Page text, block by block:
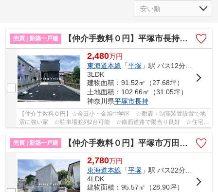
売買 | 新築一戸建 【仲介手数料０円】平塚市長持第15 新築一戸建て
2,480万円
東海道本線 「平塚」駅 バス12分 「長瀬（神奈川県）」 停歩2分
3LDK
建物面積：91.52㎡（27.68坪）
土地面積：102.66㎡（31.05坪）
神奈川県平塚市長持
【仲介手数料０円】☆金田小・金旭中学区 ☆耐震＋制震装置設置で地
震に強い家 ☆駐車場並列2台可能 ☆南面道路で陽当り良好 ☆住宅性
売買 | 新築一戸建
【仲介手数料０円】平塚市万田第8 新築一戸建て
2,780万円
東海道本線 「平塚 」駅 バス22分 「上万田（神奈川県）」 停歩5分
4LDK
建物面積：95.57㎡（28.90坪）